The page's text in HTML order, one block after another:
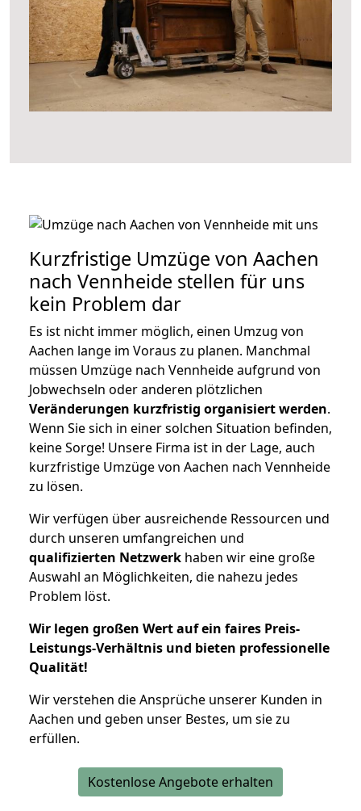
Kurzfristige Umzüge von Aachen
nach Vennheide stellen für uns
kein Problem dar
Es ist nicht immer möglich, einen Umzug von
Aachen lange im Voraus zu planen. Manchmal
müssen Umzüge nach Vennheide aufgrund von
Jobwechseln oder anderen plötzlichen
Veränderungen kurzfristig organisiert werden.
Wenn Sie sich in einer solchen Situation befinden,
keine Sorge! Unsere Firma ist in der Lage, auch
kurzfristige Umzüge von Aachen nach Vennheide
zu lösen.
Wir verfügen über ausreichende Ressourcen und
durch unseren umfangreichen und
qualifizierten Netzwerk haben wir eine große
Auswahl an Möglichkeiten, die nahezu jedes
Problem löst.
Wir legen großen Wert auf ein faires Preis-
Leistungs-Verhältnis und bieten professionelle
Qualität!
Wir verstehen die Ansprüche unserer Kunden in
Aachen und geben unser Bestes, um sie zu
erfüllen.
Kostenlose Angebote erhalten